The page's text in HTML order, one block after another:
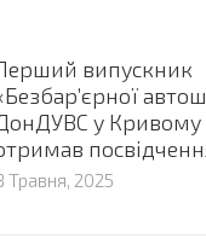
випускник
у Кривому
Травня, 2025